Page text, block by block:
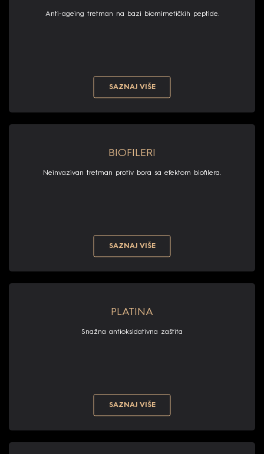
Anti-ageing tretman na bazi biomimetičkih peptide.
SAZNAJ VIŠE
BIOFILERI
Neinvazivan tretman protiv bora sa efektom biofilera.
SAZNAJ VIŠE
PLATINA
Snažna antioksidativna zaštita
SAZNAJ VIŠE